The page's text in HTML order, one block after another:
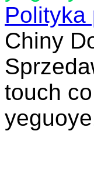
Polityka
Chiny
touch